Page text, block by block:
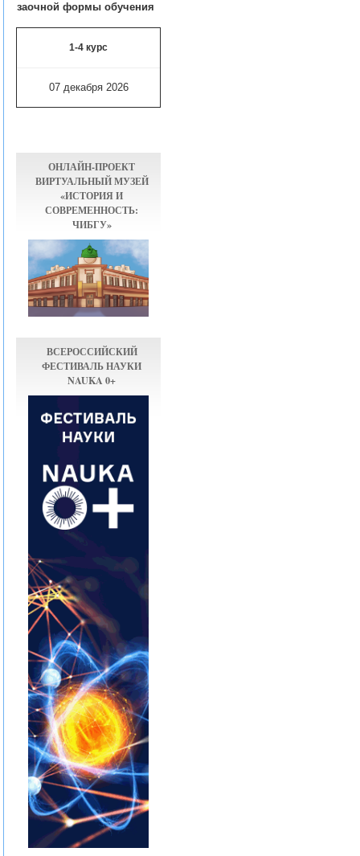
заочной формы обучения
1-4 курс
07 декабря 2026
ОНЛАЙН-ПРОЕКТ
ВИРТУАЛЬНЫЙ МУЗЕЙ
«ИСТОРИЯ И
СОВРЕМЕННОСТЬ:
ЧИБГУ»
ВСЕРОССИЙСКИЙ
ФЕСТИВАЛЬ НАУКИ
NAUKA 0+